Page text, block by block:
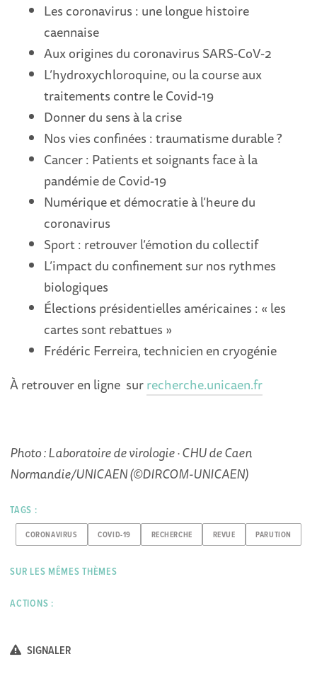
Les coronavirus : une longue histoire
caennaise
Aux origines du coronavirus SARS-CoV-2
L’hydroxychloroquine, ou la course aux
traitements contre le Covid-19
Donner du sens à la crise
Nos vies confinées : traumatisme durable ?
Cancer : Patients et soignants face à la
pandémie de Covid-19
Numérique et démocratie à l’heure du
coronavirus
Sport : retrouver l’émotion du collectif
L’impact du confinement sur nos rythmes
biologiques
Élections présidentielles américaines : « les
cartes sont rebattues »
Frédéric Ferreira, technicien en cryogénie
À retrouver en ligne surrecherche.unicaen.fr
Photo : Laboratoire de virologie · CHU de Caen
Normandie/UNICAEN (©DIRCOM-UNICAEN)
TAGS :
CORONAVIRUS COVID-19 RECHERCHE REVUE PARUTION
SUR LES MÊMES THÈMES
ACTIONS :
SIGNALER